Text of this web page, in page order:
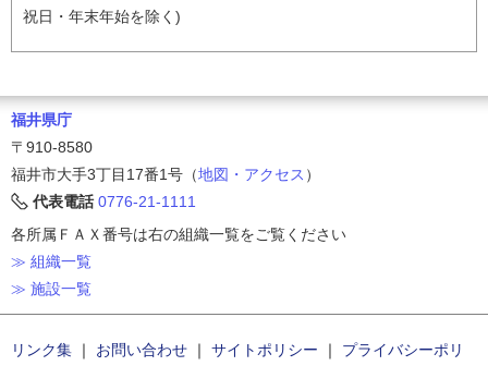
祝日・年末年始を除く)
福井県庁
〒910-8580
福井市大手3丁目17番1号（地図・アクセス ）
代表電話 0776-21-1111
各所属ＦＡＸ番号は右の組織一覧をご覧ください
≫ 組織一覧
≫ 施設一覧
リンク集 ｜ お問い合わせ ｜ サイトポリシー ｜
プライバシーポリ